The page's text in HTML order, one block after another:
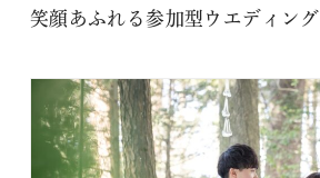
笑顔あふれる参加型ウエディング